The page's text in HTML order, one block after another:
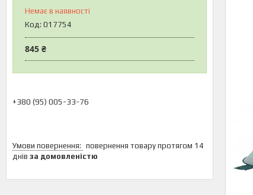
Немає в наявності
Код: 017754
845 ₴
+380 (95) 005-33-76
повернення товару протягом 14
днів за домовленістю